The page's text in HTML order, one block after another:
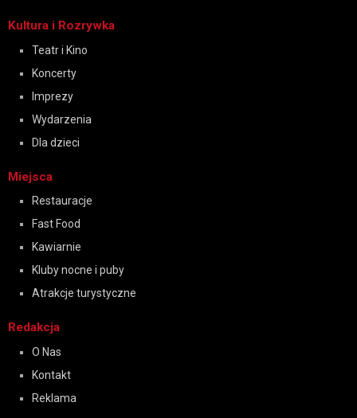
Kultura i Rozrywka
Teatr i Kino
Koncerty
Imprezy
Wydarzenia
Dla dzieci
Miejsca
Restauracje
Fast Food
Kawiarnie
Kluby nocne i puby
Atrakcje turystyczne
Redakcja
O Nas
Kontakt
Reklama